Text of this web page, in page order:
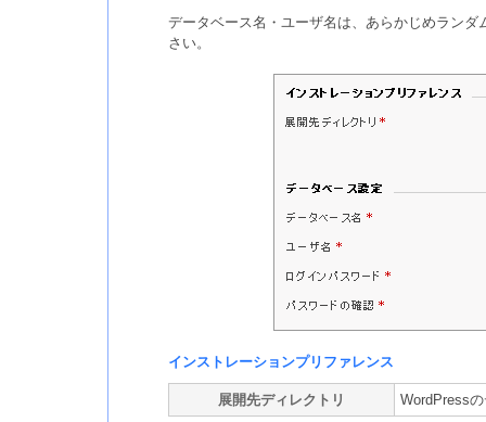
データベース名・ユーザ名は、あらかじめラン
さい。
インストレーションプリファレンス
展開先ディレクトリ
WordPress